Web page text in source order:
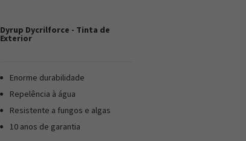
Dyrup Dycrilforce - Tinta de
Exterior
Enorme durabilidade
Repelência à água
Resistente a fungos e algas
10 anos de garantia